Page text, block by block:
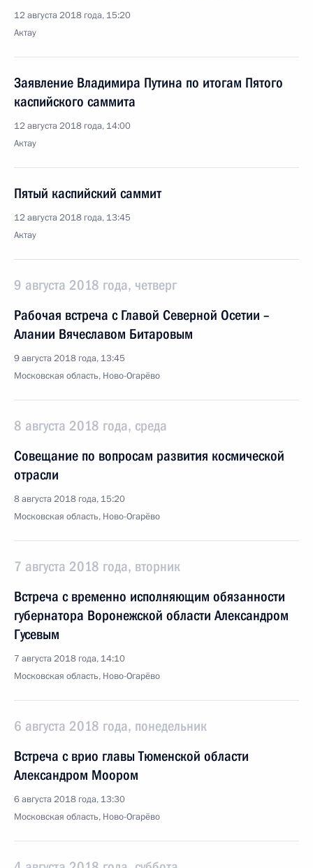
12 августа 2018 года, 15:20
Актау
Заявление Владимира Путина по итогам Пятого
каспийского саммита
12 августа 2018 года, 14:00
Актау
Пятый каспийский саммит
12 августа 2018 года, 13:45
Актау
9 августа 2018 года, четверг
Рабочая встреча с Главой Северной Осетии –
Алании Вячеславом Битаровым
9 августа 2018 года, 13:45
Московская область, Ново-Огарёво
8 августа 2018 года, среда
Совещание по вопросам развития космической
отрасли
8 августа 2018 года, 15:20
Московская область, Ново-Огарёво
7 августа 2018 года, вторник
Встреча с временно исполняющим обязанности
губернатора Воронежской области Александром
Гусевым
7 августа 2018 года, 14:10
Московская область, Ново-Огарёво
6 августа 2018 года, понедельник
Встреча с врио главы Тюменской области
Александром Моором
6 августа 2018 года, 13:30
Московская область, Ново-Огарёво